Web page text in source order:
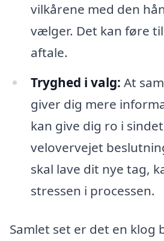
vilkårene med den
vælger. Det kan føre
aftale.
Tryghed i valg: At
giver dig mere
kan give dig ro i
velovervejet
skal lave dit nye tag,
stressen i processen.
Samlet set er det en klog